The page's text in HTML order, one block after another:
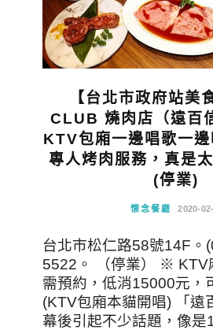
【台北市政府站美
CLUB 燒肉店（遠百
KTV包廂一邊唱歌一
專人烤肉服務，真是
(停業)
懷念餐廳 2020-
台北市松仁路58號14F。
5522。 （停業） ※ KTV
需預約，低消15000元，
(KTV包廂本貓開唱) 「遠
幕後引起不少話題，像是